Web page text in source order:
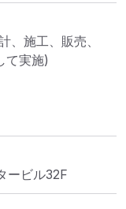
施工、販売、
て実施)
ービル32F